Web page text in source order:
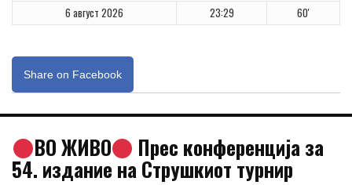
6 август 2026 23:29 60'
Share on Facebook
ВО ЖИВО Прес конференција за
54. издание на Струшкиот турнир